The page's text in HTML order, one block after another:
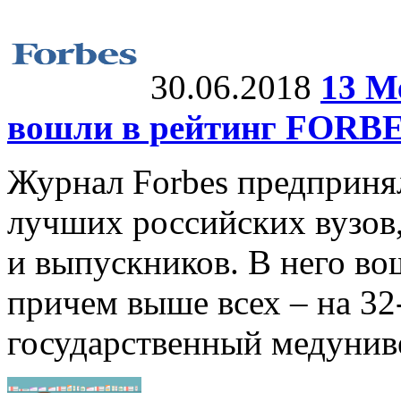
30.06.2018 13
вошли в рейтинг
Журнал Forbes
лучших российских
и выпускников. В него
причем выше всех – на
государственный